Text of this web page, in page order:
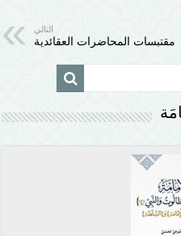
التالي
مقتبسات المحاضرات العقائدية